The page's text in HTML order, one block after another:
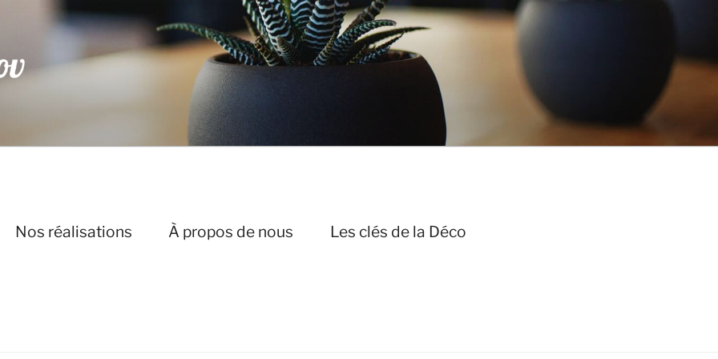
à Saint-Laurent de la Prée, Charente-Maritime
Nos réalisations À propos de nous Les clés de la Déco